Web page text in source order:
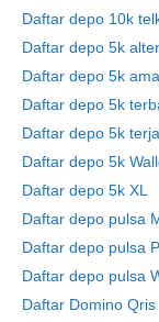
Daftar depo 10k
Daftar depo 5k
Daftar depo 5k
Daftar depo 5k
Daftar depo 5k
Daftar depo 5k
Daftar depo 5k XL
Daftar depo pulsa
Daftar depo pulsa
Daftar depo pulsa
Daftar Domino Qris